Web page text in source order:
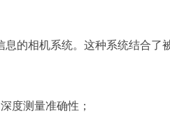
的相机系统。这种系统结合了
度测量准确性；